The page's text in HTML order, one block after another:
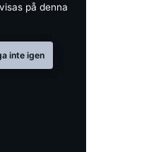
på denna
inte igen